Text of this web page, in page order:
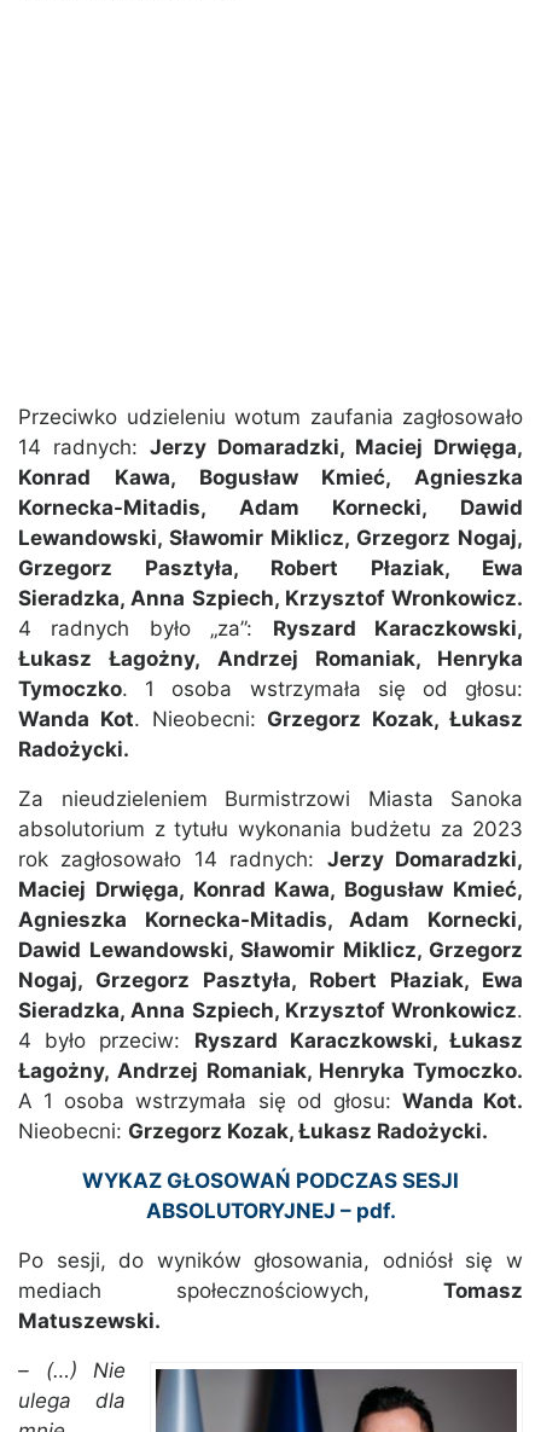
Przeciwko udzieleniu wotum zaufania zagłosowało
14 radnych: Jerzy Domaradzki, Maciej Drwięga,
Konrad Kawa, Bogusław Kmieć, Agnieszka
Kornecka-Mitadis, Adam Kornecki, Dawid
Lewandowski, Sławomir Miklicz, Grzegorz Nogaj,
Grzegorz Pasztyła, Robert Płaziak, Ewa
Sieradzka, Anna Szpiech, Krzysztof Wronkowicz.
4 radnych było „za”: Ryszard Karaczkowski,
Łukasz Łagożny, Andrzej Romaniak, Henryka
Tymoczko. 1 osoba wstrzymała się od głosu:
Wanda Kot. Nieobecni: Grzegorz Kozak, Łukasz
Radożycki.
Za nieudzieleniem Burmistrzowi Miasta Sanoka
absolutorium z tytułu wykonania budżetu za 2023
rok zagłosowało 14 radnych: Jerzy Domaradzki,
Maciej Drwięga, Konrad Kawa, Bogusław Kmieć,
Agnieszka Kornecka-Mitadis, Adam Kornecki,
Dawid Lewandowski, Sławomir Miklicz, Grzegorz
Nogaj, Grzegorz Pasztyła, Robert Płaziak, Ewa
Sieradzka, Anna Szpiech, Krzysztof Wronkowicz.
4 było przeciw: Ryszard Karaczkowski, Łukasz
Łagożny, Andrzej Romaniak, Henryka Tymoczko.
A 1 osoba wstrzymała się od głosu: Wanda Kot.
Nieobecni: Grzegorz Kozak, Łukasz Radożycki.
WYKAZ GŁOSOWAŃ PODCZAS SESJI
ABSOLUTORYJNEJ – pdf.
Po sesji, do wyników głosowania, odniósł się w
mediach społecznościowych, Tomasz
Matuszewski.
– (…) Nie
ulega dla